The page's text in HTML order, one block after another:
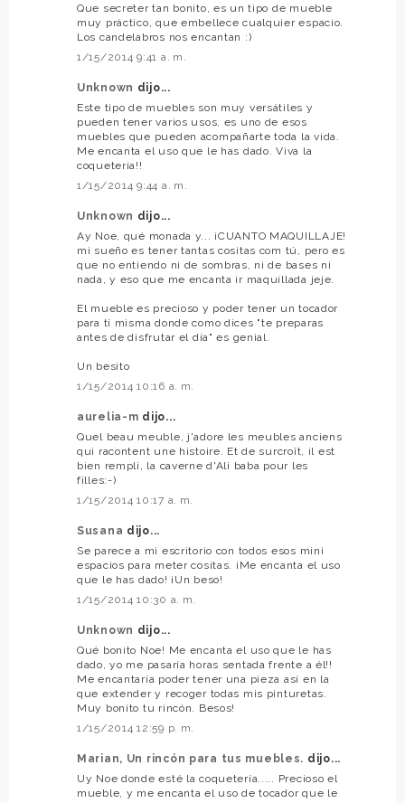
Que secreter tan bonito, es un tipo de mueble
muy práctico, que embellece cualquier espacio.
Los candelabros nos encantan :)
1/15/2014 9:41 a. m.
Unknown dijo...
Este tipo de muebles son muy versátiles y
pueden tener varios usos, es uno de esos
muebles que pueden acompañarte toda la vida.
Me encanta el uso que le has dado. Viva la
coquetería!!
1/15/2014 9:44 a. m.
Unknown dijo...
Ay Noe, qué monada y... ¡CUANTO MAQUILLAJE!
mi sueño es tener tantas cositas com tú, pero es
que no entiendo ni de sombras, ni de bases ni
nada, y eso que me encanta ir maquillada jeje.
El mueble es precioso y poder tener un tocador
para tí misma donde como dices "te preparas
antes de disfrutar el día" es genial.
Un besito
1/15/2014 10:16 a. m.
aurelia-m dijo...
Quel beau meuble, j'adore les meubles anciens
qui racontent une histoire. Et de surcroît, il est
bien rempli, la caverne d'Ali baba pour les
filles:-)
1/15/2014 10:17 a. m.
Susana dijo...
Se parece a mi escritorio con todos esos mini
espacios para meter cositas. ¡Me encanta el uso
que le has dado! ¡Un beso!
1/15/2014 10:30 a. m.
Unknown dijo...
Qué bonito Noe! Me encanta el uso que le has
dado, yo me pasaría horas sentada frente a él!!
Me encantaría poder tener una pieza así en la
que extender y recoger todas mis pinturetas.
Muy bonito tu rincón. Besos!
1/15/2014 12:59 p. m.
Marian, Un rincón para tus muebles. dijo...
Uy Noe donde esté la coquetería..... Precioso el
mueble, y me encanta el uso de tocador que le